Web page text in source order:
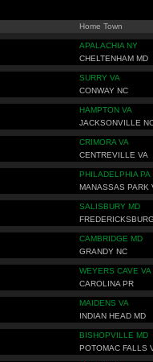
Home Town
APALACHIA NY
CHELTENHAM MD
SURRY VA
CONWAY NC
HAMPTON VA
JACKSONVILLE
CRIMORA VA
CENTREVILLE VA
PHILADELPHIA PA
MANASSAS PARK
SALISBURY MD
CAMBRIDGE MD
GRANDY NC
WEYERS CAVE VA
CAROLINA PR
MAIDENS VA
INDIAN HEAD MD
BISHOPVILLE MD
POTOMAC FALLS